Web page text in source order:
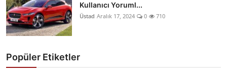
Kullanıcı Yoruml...
Üstad Aralık 17, 2024 0 710
Popüler Etiketler